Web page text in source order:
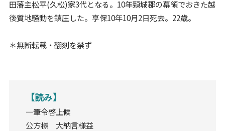
田藩主松平(久松)家3代となる。10年頸城郡の幕領でおきた越
後質地騒動を鎮圧した。享保10年10月2日死去。22歳。
＊無断転載・翻刻を禁ず
【読み】
一筆令啓上候
公方様 大納言様益